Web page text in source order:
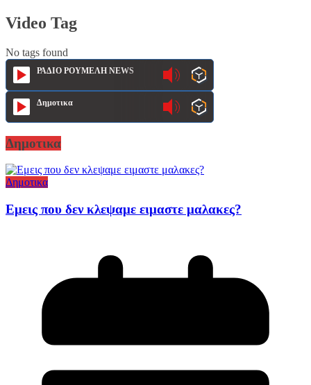
Video Tag
No tags found
ΡΑΔΙΟ ΡΟΥΜΕΛΗ NEWS
Δημοτικα
Δημοτικα
Δημοτικα
Εμεις που δεν κλεψαμε ειμαστε μαλακες?